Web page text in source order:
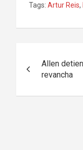
Tags: Artur Reis,
de
entradas
Allen
revancha